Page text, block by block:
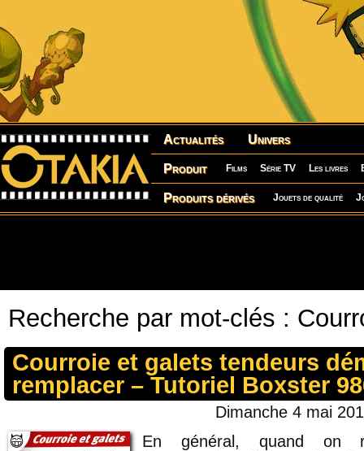
Actualités Univers
Produit Films Série TV Les livres
Produits dérivés Jouets de qualité
Recherche par mot-clés :
Courroie et galets tendeurs
remplacer – Tutoriel Boxster
Dimanche 4 mai
En général, quand on